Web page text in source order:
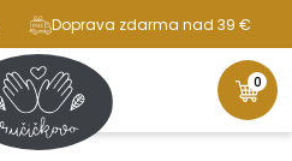
Doprava zdarma nad 39 €
0